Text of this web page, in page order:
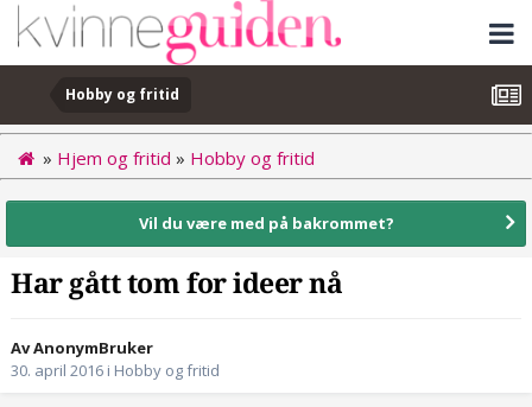
Hobby og fritid
» Hjem og fritid » Hobby og fritid
Vil du være med på bakrommet?
Har gått tom for ideer nå
Av AnonymBruker
30. april 2016 i Hobby og fritid